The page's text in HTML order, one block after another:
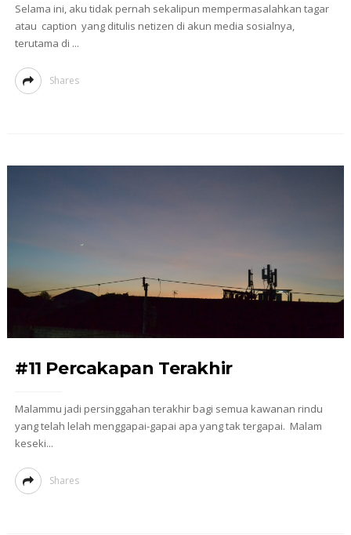
Selama ini, aku tidak pernah sekalipun mempermasalahkan tagar
atau caption yang ditulis netizen di akun media sosialnya,
terutama di ...
Shares
#11 Percakapan Terakhir
Malammu jadi persinggahan terakhir bagi semua kawanan rindu
yang telah lelah menggapai-gapai apa yang tak tergapai. Malam
keseki...
Shares